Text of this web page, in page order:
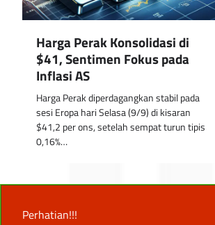
Harga Perak Konsolidasi di
$41, Sentimen Fokus pada
Inflasi AS
Harga Perak diperdagangkan stabil pada
sesi Eropa hari Selasa (9/9) di kisaran
$41,2 per ons, setelah sempat turun tipis
0,16%…
Perhatian!!!